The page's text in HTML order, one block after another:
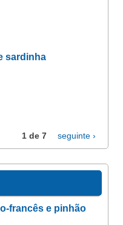
sardinha
1 de 7 seguinte ›
francês e pinhão